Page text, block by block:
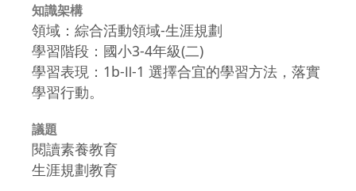
知識架構
領域：綜合活動領域-生涯規劃
學習階段：國小3-4年級(二)
學習表現：1b-Ⅱ-1 選擇合宜的學習方法，落實
學習行動。
議題
閱讀素養教育
生涯規劃教育